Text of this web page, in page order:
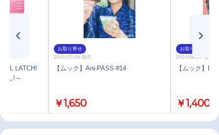
LATCH!
し!～
お取り寄せ
2021/07/28 発売
【ムック】Ani-PASS #14
￥1,650
お取り寄せ
2021/06/07 発売
【ムック】
￥1,400